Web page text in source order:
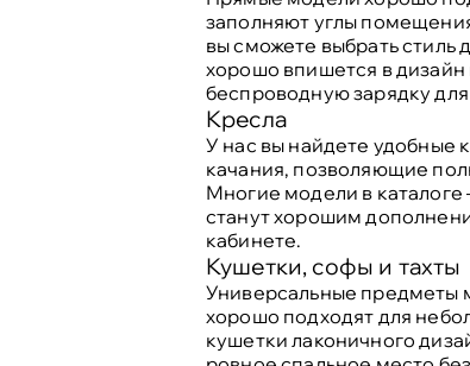
заполняют углы
вы сможете выбрать стиль
хорошо впишется в
беспроводную зарядку
Кресла
У нас вы найдете удобные
качания, позволяющие
Многие модели в
станут хорошим
кабинете.
Кушетки, софы и тахты
Универсальные предметы
хорошо подходят для
кушетки лаконичного